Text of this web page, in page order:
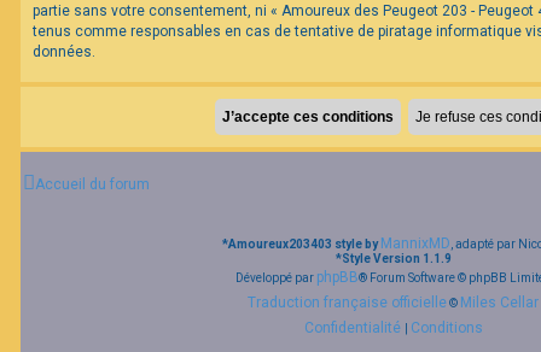
partie sans votre consentement, ni « Amoureux des Peugeot 203 - Peugeot
tenus comme responsables en cas de tentative de piratage informatique
données.
Accueil du forum
*Amoureux203403 style byMannixMD , adapté par
*Style Version 1.1.9
Développé par phpBB® Forum Software © phpBB
Traduction française officielle© Miles Cellar
Confidentialité
Conditions